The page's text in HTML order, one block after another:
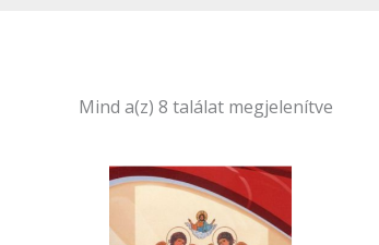
Mind a(z) 8 találat megjelenítve